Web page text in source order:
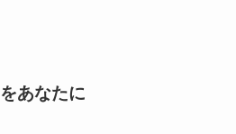
あなたに